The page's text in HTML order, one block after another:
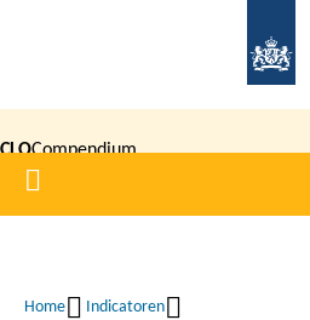
inhoud
gaan
CLOCompendium
voor de
Home
Home Indicatoren